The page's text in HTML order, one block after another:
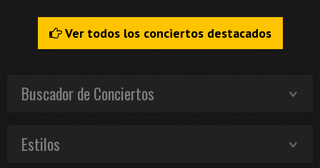
Ver todos los conciertos destacados
Buscador de Conciertos
Estilos